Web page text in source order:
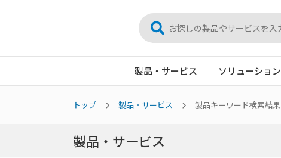
製品・サービス ソリューション
トップ 製品・サービス 製品キーワード検索結果
製品・サービス